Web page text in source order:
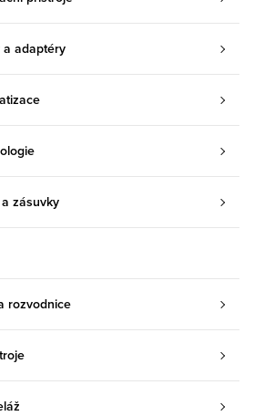
a adaptéry
zásuvky
rozvodnice